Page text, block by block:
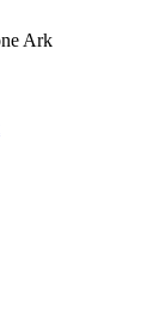
Ark